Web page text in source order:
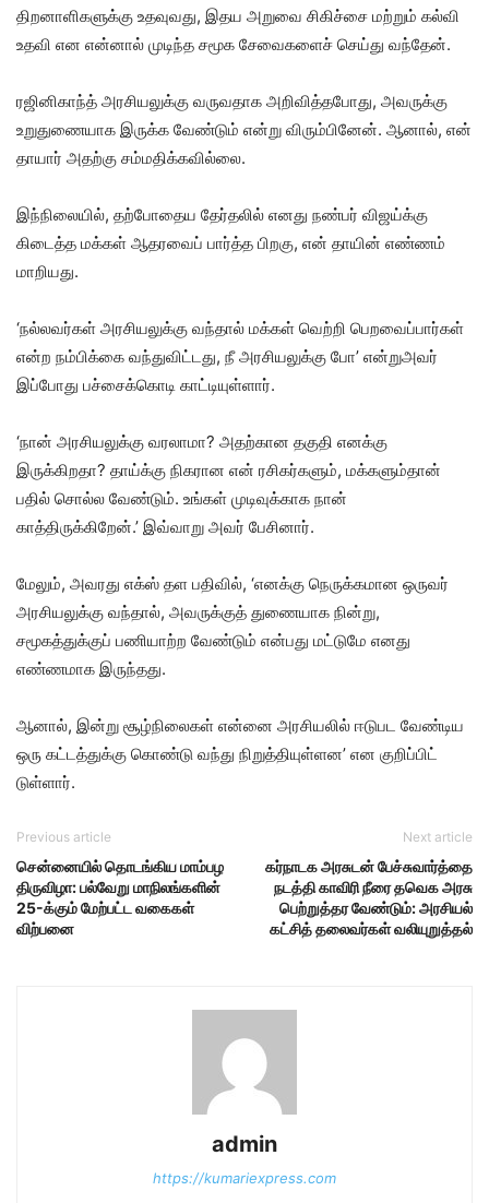
திறனாளிகளுக்கு உதவுவது, இதய அறுவை சிகிச்சை மற்றும் கல்வி
உதவி என என்னால் முடிந்த சமூக சேவைகளைச் செய்து வந்தேன்.
ரஜினிகாந்த் அரசியலுக்கு வருவதாக அறிவித்தபோது, அவருக்கு
உறுதுணையாக இருக்க வேண்டும் என்று விரும்பினேன். ஆனால், என்
தாயார் அதற்கு சம்மதிக்கவில்லை.
இந்நிலையில், தற்போதைய தேர்தலில் எனது நண்பர் விஜய்க்கு
கிடைத்த மக்கள் ஆதரவைப் பார்த்த பிறகு, என் தாயின் எண்ணம்
மாறியது.
‘நல்லவர்கள் அரசியலுக்கு வந்தால் மக்கள் வெற்றி பெறவைப்பார்கள்
என்ற நம்பிக்கை வந்துவிட்டது, நீ அரசியலுக்கு போ’ என்றுஅவர்
இப்போது பச்சைக்கொடி காட்டியுள்ளார்.
‘நான் அரசியலுக்கு வரலாமா? அதற்கான தகுதி எனக்கு
இருக்கிறதா? தாய்க்கு நிகரான என் ரசிகர்களும், மக்களும்தான்
பதில் சொல்ல வேண்டும். உங்கள் முடிவுக்காக நான்
காத்திருக்கிறேன்.’ இவ்வாறு அவர் பேசினார்.
மேலும், அவரது எக்ஸ் தள பதிவில், ‘எனக்கு நெருக்கமான ஒருவர்
அரசியலுக்கு வந்தால், அவருக்குத் துணையாக நின்று,
சமூகத்துக்குப் பணியாற்ற வேண்டும் என்பது மட்டுமே எனது
எண்ணமாக இருந்தது.
ஆனால், இன்று சூழ்நிலைகள் என்னை அரசியலில் ஈடுபட வேண்டிய
ஒரு கட்டத்துக்கு கொண்டு வந்து நிறுத்தியுள்ளன’ என குறிப்பிட்
டுள்ளார்.
Previous article
சென்னையில் தொடங்கிய மாம்பழ
திருவிழா: பல்வேறு மாநிலங்களின்
25-க்கும் மேற்பட்ட வகைகள்
விற்பனை
Next article
கர்நாடக அரசுடன் பேச்சுவார்த்தை
நடத்தி காவிரி நீரை தவெக அரசு
பெற்றுத்தர வேண்டும்: அரசியல்
கட்சித் தலைவர்கள் வலியுறுத்தல்
admin
https://kumariexpress.com